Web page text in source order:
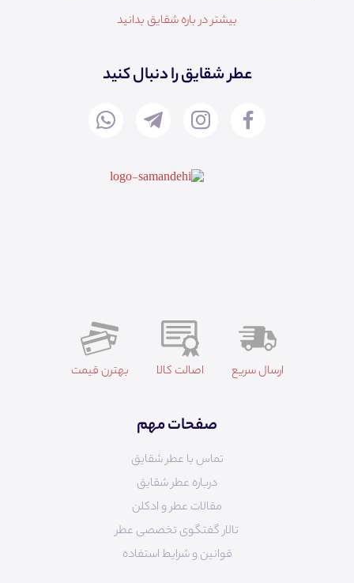
بیشتر در باره شقایق بدانید
عطر شقایق را دنبال کنید
ارسال سریع اصالت کالا بهترن قیمت
صفحات مهم
تماس با عطر شقایق
درباره عطر شقایق
مقالات عطر و ادکلن
تالار گفتگوی تخصصی عطر
قوانین و شرایط استفاده